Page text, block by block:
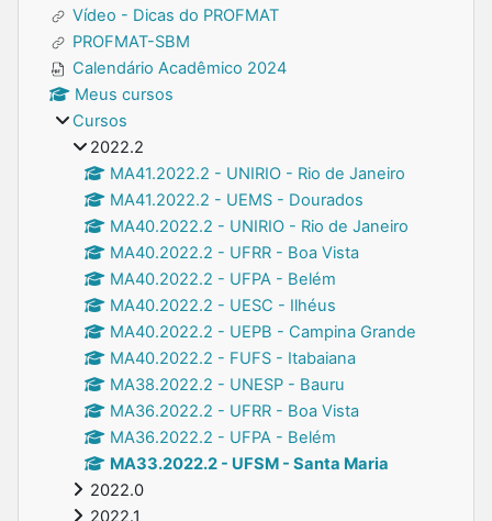
Vídeo - Dicas do PROFMAT
PROFMAT-SBM
Calendário Acadêmico 2024
Meus cursos
Cursos
2022.2
MA41.2022.2 - UNIRIO - Rio de Janeiro
MA41.2022.2 - UEMS - Dourados
MA40.2022.2 - UNIRIO - Rio de Janeiro
MA40.2022.2 - UFRR - Boa Vista
MA40.2022.2 - UFPA - Belém
MA40.2022.2 - UESC - Ilhéus
MA40.2022.2 - UEPB - Campina Grande
MA40.2022.2 - FUFS - Itabaiana
MA38.2022.2 - UNESP - Bauru
MA36.2022.2 - UFRR - Boa Vista
MA36.2022.2 - UFPA - Belém
MA33.2022.2 - UFSM - Santa Maria
2022.0
2022.1